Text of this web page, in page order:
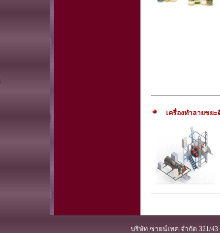
เครื่องทำลายขย
บริษัท ซายน์เทค จำกัด 321/